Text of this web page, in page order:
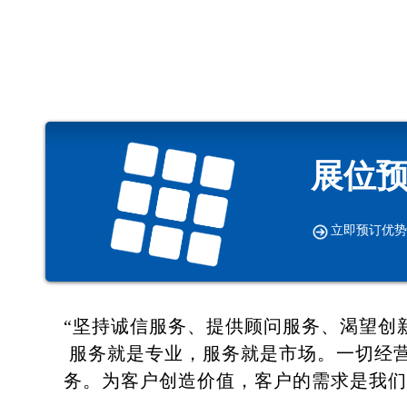
展位
立即预订优
“坚持诚信服务、提供顾问服务、渴望创
服务就是专业，服务就是市场。一切经
务。为客户创造价值，客户的需求是我